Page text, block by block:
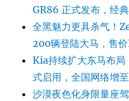
GR86 正式发布，经
全黑魅力更具杀气！
200辆登陆大马，售
Kia持续扩大东马布
式启用，全国网络增
沙漠夜色化身限量座